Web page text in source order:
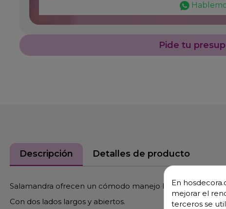
Pide tu
Descripción Detalles de producto
Salamandra ofrecen un cómodo manejo bidireccional
Con dos lados largos y abiertos.
En
mejorar el
terceros se